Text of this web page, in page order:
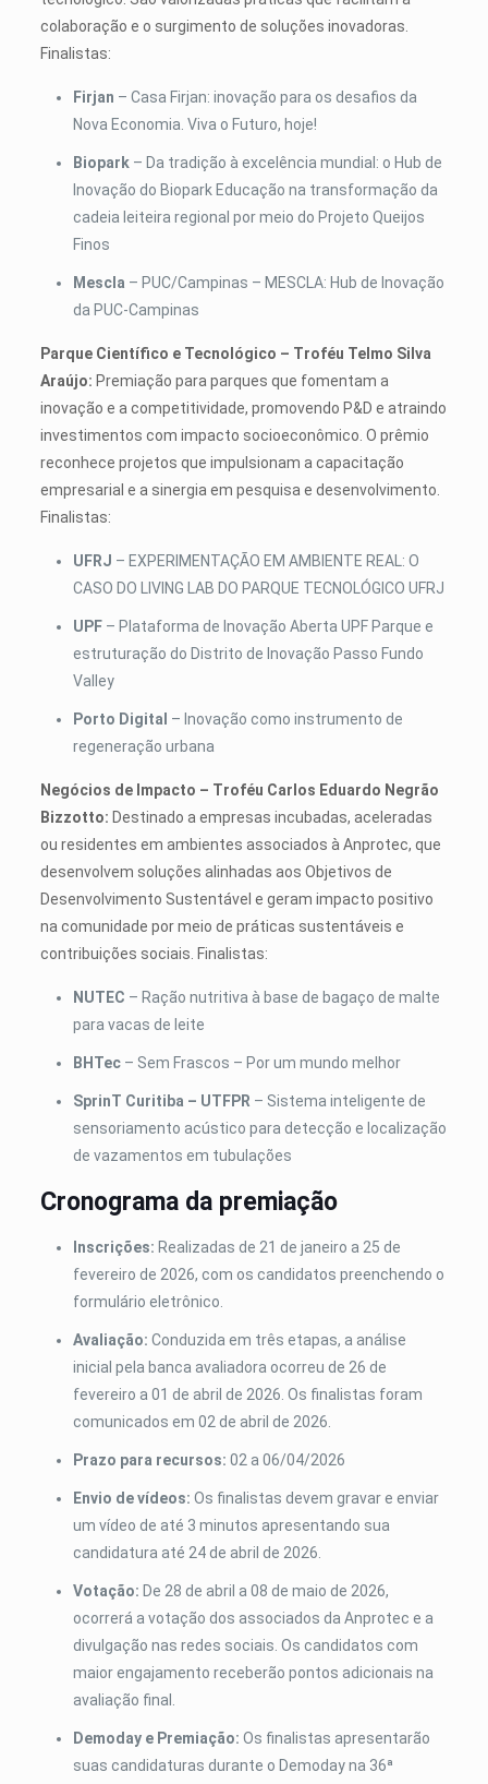
colaboração e o surgimento de soluções inovadoras.
Finalistas:
Firjan – Casa Firjan: inovação para os desafios da
Nova Economia. Viva o Futuro, hoje!
Biopark – Da tradição à excelência mundial: o Hub de
Inovação do Biopark Educação na transformação da
cadeia leiteira regional por meio do Projeto Queijos
Finos
Mescla – PUC/Campinas – MESCLA: Hub de Inovação
da PUC-Campinas
Parque Científico e Tecnológico – Troféu Telmo Silva
Araújo: Premiação para parques que fomentam a
inovação e a competitividade, promovendo P&D e atraindo
investimentos com impacto socioeconômico. O prêmio
reconhece projetos que impulsionam a capacitação
empresarial e a sinergia em pesquisa e desenvolvimento.
Finalistas:
UFRJ – EXPERIMENTAÇÃO EM AMBIENTE REAL: O
CASO DO LIVING LAB DO PARQUE TECNOLÓGICO UFRJ
UPF – Plataforma de Inovação Aberta UPF Parque e
estruturação do Distrito de Inovação Passo Fundo
Valley
Porto Digital – Inovação como instrumento de
regeneração urbana
Negócios de Impacto – Troféu Carlos Eduardo Negrão
Bizzotto: Destinado a empresas incubadas, aceleradas
ou residentes em ambientes associados à Anprotec, que
desenvolvem soluções alinhadas aos Objetivos de
Desenvolvimento Sustentável e geram impacto positivo
na comunidade por meio de práticas sustentáveis e
contribuições sociais. Finalistas:
NUTEC – Ração nutritiva à base de bagaço de malte
para vacas de leite
BHTec – Sem Frascos – Por um mundo melhor
SprinT Curitiba – UTFPR – Sistema inteligente de
sensoriamento acústico para detecção e localização
de vazamentos em tubulações
Cronograma da premiação
Inscrições: Realizadas de 21 de janeiro a 25 de
fevereiro de 2026, com os candidatos preenchendo o
formulário eletrônico.
Avaliação: Conduzida em três etapas, a análise
inicial pela banca avaliadora ocorreu de 26 de
fevereiro a 01 de abril de 2026. Os finalistas foram
comunicados em 02 de abril de 2026.
Prazo para recursos: 02 a 06/04/2026
Envio de vídeos: Os finalistas devem gravar e enviar
um vídeo de até 3 minutos apresentando sua
candidatura até 24 de abril de 2026.
Votação: De 28 de abril a 08 de maio de 2026,
ocorrerá a votação dos associados da Anprotec e a
divulgação nas redes sociais. Os candidatos com
maior engajamento receberão pontos adicionais na
avaliação final.
Demoday e Premiação: Os finalistas apresentarão
suas candidaturas durante o Demoday na 36ª